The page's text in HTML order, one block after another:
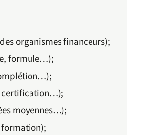
organismes financeurs);
formule…);
moyennes…);
formation);